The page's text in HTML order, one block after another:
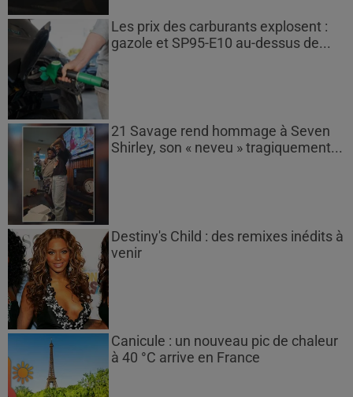
Les prix des carburants explosent :
gazole et SP95-E10 au-dessus de...
21 Savage rend hommage à Seven
Shirley, son « neveu » tragiquement...
Destiny's Child : des remixes inédits à
venir
Canicule : un nouveau pic de chaleur
à 40 °C arrive en France